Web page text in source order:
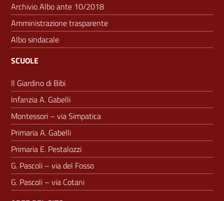
Archivio Albo ante 10/2018
Amministrazione trasparente
Albo sindacale
SCUOLE
Il Giardino di Bibi
Infanzia A. Gabelli
Montessori – via Simpatica
Primaria A. Gabelli
Primaria E. Pestalozzi
G. Pascoli – via del Fosso
G. Pascoli – via Cotani